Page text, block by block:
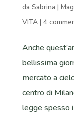
da Sabrina |
VITA| 4
Anche
bellissima
mercato a
centro di
legge spesso